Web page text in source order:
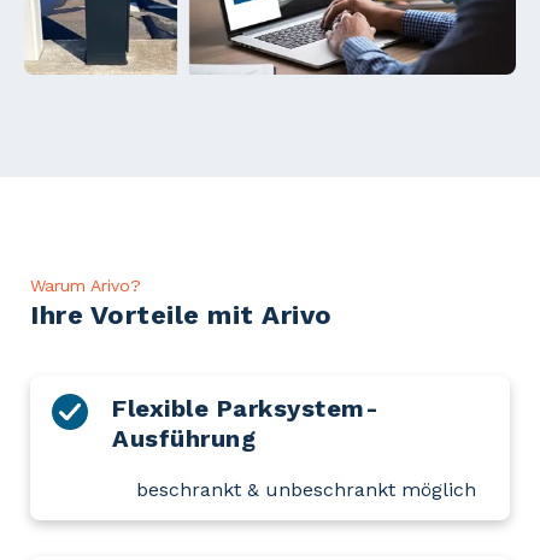
Warum Arivo?
Ihre Vorteile mit Arivo
Flexible Parksystem-
Ausführung
beschrankt & unbeschrankt möglich